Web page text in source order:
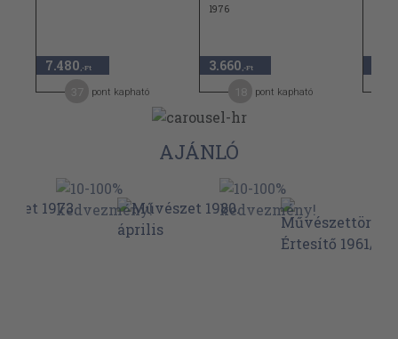
7.480 ,-Ft
pont kapható
1976
3.660 ,-Ft
pont kapható
AJÁNLÓ